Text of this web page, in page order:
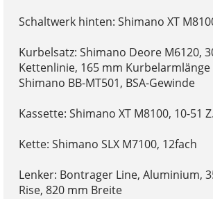
Schaltwerk hinten: Shimano XT
Kurbelsatz: Shimano Deore M6120,
Kettenlinie, 165 mm Kurbelarmlänge
Shimano BB-MT501, BSA-Gewinde
Kassette: Shimano XT M8100, 10-51
Kette: Shimano SLX M7100, 12fach
Lenker: Bontrager Line, Aluminium,
Rise, 820 mm Breite